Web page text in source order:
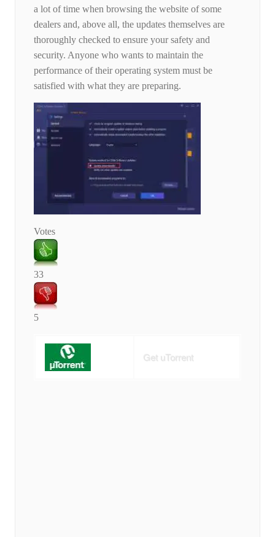
a lot of time when browsing the website of some
dealers and, above all, the updates themselves are
thoroughly checked to ensure your safety and
security. Anyone who wants to maintain the
performance of their operating system must be
satisfied with what they are preparing.
Votes
33
5
Get uTorrent